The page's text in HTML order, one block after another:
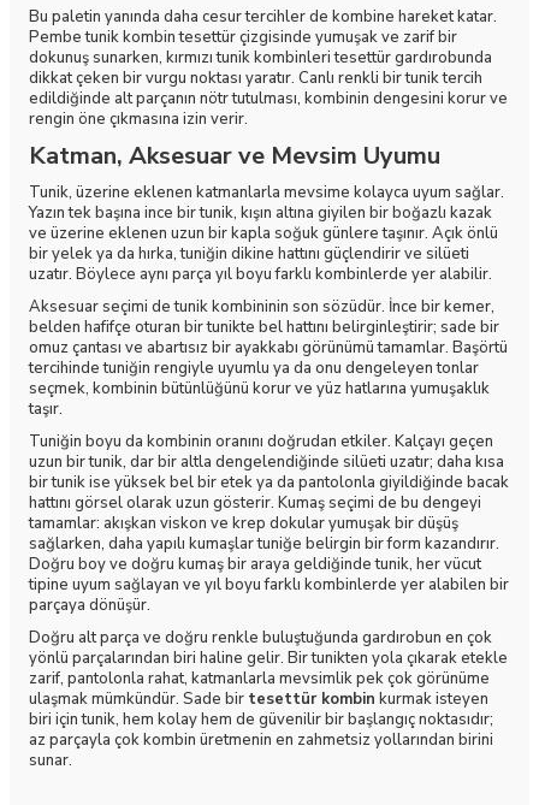
Bu paletin yanında daha cesur tercihler de kombine hareket katar.
Pembe tunik kombin tesettür çizgisinde yumuşak ve zarif bir
dokunuş sunarken, kırmızı tunik kombinleri tesettür gardırobunda
dikkat çeken bir vurgu noktası yaratır. Canlı renkli bir tunik tercih
edildiğinde alt parçanın nötr tutulması, kombinin dengesini korur ve
rengin öne çıkmasına izin verir.
Katman, Aksesuar ve Mevsim Uyumu
Tunik, üzerine eklenen katmanlarla mevsime kolayca uyum sağlar.
Yazın tek başına ince bir tunik, kışın altına giyilen bir boğazlı kazak
ve üzerine eklenen uzun bir kapla soğuk günlere taşınır. Açık önlü
bir yelek ya da hırka, tuniğin dikine hattını güçlendirir ve silüeti
uzatır. Böylece aynı parça yıl boyu farklı kombinlerde yer alabilir.
Aksesuar seçimi de tunik kombininin son sözüdür. İnce bir kemer,
belden hafifçe oturan bir tunikte bel hattını belirginleştirir; sade bir
omuz çantası ve abartısız bir ayakkabı görünümü tamamlar. Başörtü
tercihinde tuniğin rengiyle uyumlu ya da onu dengeleyen tonlar
seçmek, kombinin bütünlüğünü korur ve yüz hatlarına yumuşaklık
taşır.
Tuniğin boyu da kombinin oranını doğrudan etkiler. Kalçayı geçen
uzun bir tunik, dar bir altla dengelendiğinde silüeti uzatır; daha kısa
bir tunik ise yüksek bel bir etek ya da pantolonla giyildiğinde bacak
hattını görsel olarak uzun gösterir. Kumaş seçimi de bu dengeyi
tamamlar: akışkan viskon ve krep dokular yumuşak bir düşüş
sağlarken, daha yapılı kumaşlar tuniğe belirgin bir form kazandırır.
Doğru boy ve doğru kumaş bir araya geldiğinde tunik, her vücut
tipine uyum sağlayan ve yıl boyu farklı kombinlerde yer alabilen bir
parçaya dönüşür.
Doğru alt parça ve doğru renkle buluştuğunda gardırobun en çok
yönlü parçalarından biri haline gelir. Bir tunikten yola çıkarak etekle
zarif, pantolonla rahat, katmanlarla mevsimlik pek çok görünüme
ulaşmak mümkündür. Sade bir tesettür kombin kurmak isteyen
biri için tunik, hem kolay hem de güvenilir bir başlangıç noktasıdır;
az parçayla çok kombin üretmenin en zahmetsiz yollarından birini
sunar.